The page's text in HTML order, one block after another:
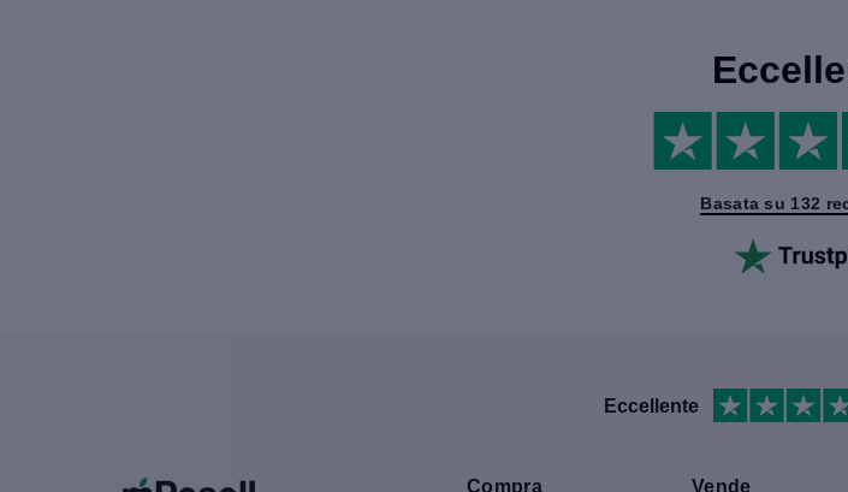
Basata su 132
Eccellente
Compra Vende